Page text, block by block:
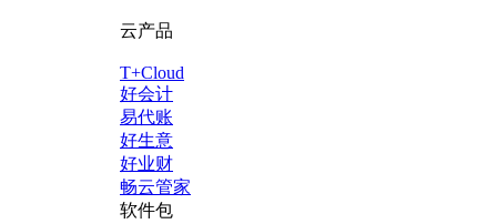
云产品
T+Cloud
好会计
易代账
好生意
好业财
畅云管家
软件包